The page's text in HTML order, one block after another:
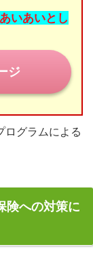
いあいとし
ジ
グラムによる
険への対策に